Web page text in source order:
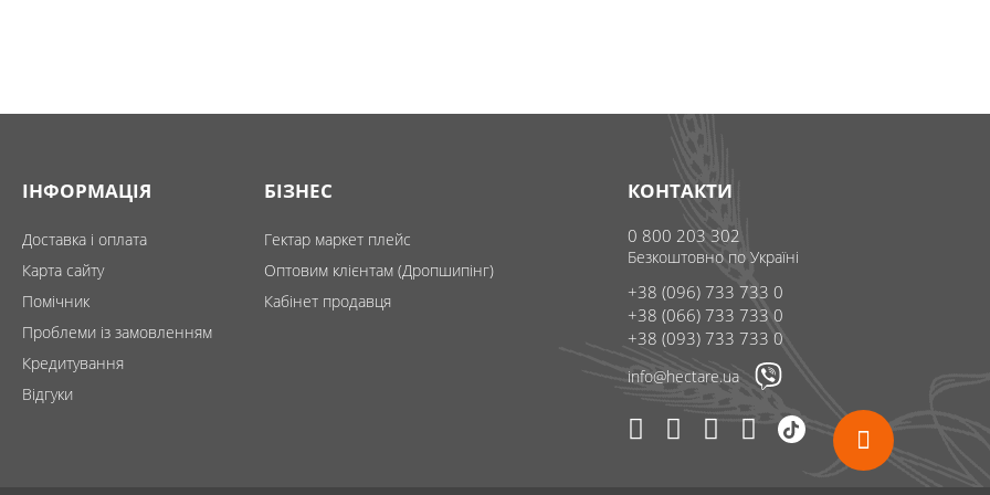
ІНФОРМАЦІЯ
Доставка і оплата
Карта сайту
Помічник
Проблеми із замовленням
Кредитування
Відгуки
БІЗНЕС
Гектар маркет плейс
Оптовим клієнтам (Дропшипінг)
Кабінет продавця
КОНТАКТИ
0 800 203 302
Безкоштовно по Україні
+38 (096) 733 733 0
+38 (066) 733 733 0
+38 (093) 733 733 0
info@hectare.ua